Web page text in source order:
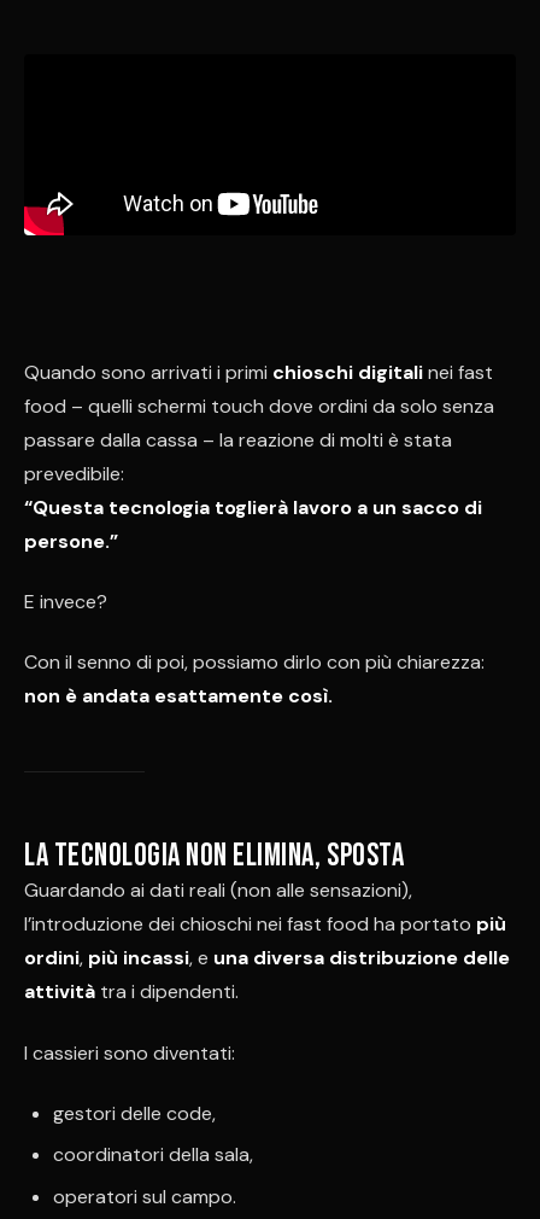
Quando sono arrivati i primi chioschi digitalinei fast
food – quelli schermi touch dove ordini da solo senza
passare dalla cassa – la reazione di molti è stata
prevedibile:
“Questa tecnologia toglierà lavoro a un sacco di
persone.”
E invece?
Con il senno di poi, possiamo dirlo con più chiarezza:
non è andata esattamente così.
La tecnologia non elimina, sposta
Guardando ai dati reali (non alle sensazioni),
l’introduzione dei chioschi nei fast food ha portato più
ordini, più incassi, e una diversa distribuzione delle
attività tra i dipendenti.
I cassieri sono diventati:
gestori delle code,
coordinatori della sala,
operatori sul campo.